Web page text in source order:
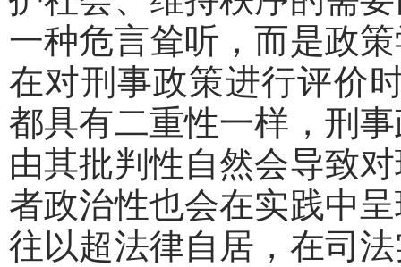
一种危言耸听，而是政
在对刑事政策进行评价
都具有二重性一样，刑
由其批判性自然会导致
者政治性也会在实践中
往以超法律自居，在司